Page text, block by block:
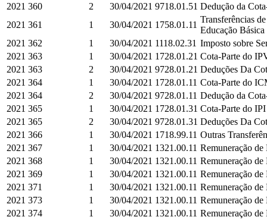
2021 360 2 30/04/2021 9718.01.51 Dedução da
2021 361 1 30/04/2021 1758.01.11
Transferências
Educação
2021 362 1 30/04/2021 1118.02.31 Imposto sobre
2021 363 1 30/04/2021 1728.01.21 Cota-Parte do
2021 363 2 30/04/2021 9728.01.21 Deduções Da
2021 364 1 30/04/2021 1728.01.11 Cota-Parte do
2021 364 2 30/04/2021 9728.01.11 Dedução da
2021 365 1 30/04/2021 1728.01.31 Cota-Parte do
2021 365 2 30/04/2021 9728.01.31 Deduções Da
2021 366 1 30/04/2021 1718.99.11 Outras
2021 367 1 30/04/2021 1321.00.11 Remuneração
2021 368 1 30/04/2021 1321.00.11 Remuneração
2021 369 1 30/04/2021 1321.00.11 Remuneração
2021 371 1 30/04/2021 1321.00.11 Remuneração
2021 373 1 30/04/2021 1321.00.11 Remuneração
2021 374 1 30/04/2021 1321.00.11 Remuneração